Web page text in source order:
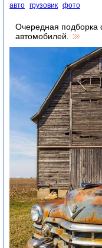
авто грузовик фото
Очередная подборка
автомобилей.